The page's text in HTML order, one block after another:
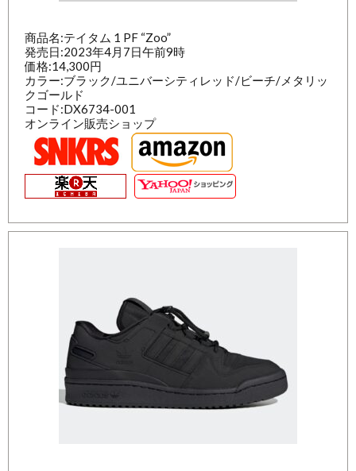
商品名:テイタム 1 PF “Zoo”
発売日:2023年4月7日午前9時
価格:14,300円
カラー:ブラック/ユニバーシティレッド/ビーチ/メタリッ
クゴールド
コード:DX6734-001
オンライン販売ショップ